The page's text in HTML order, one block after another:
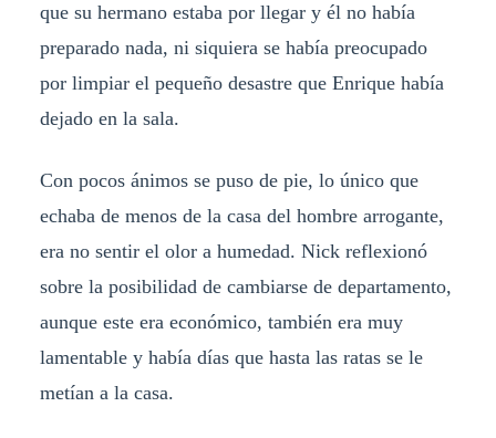
que su hermano estaba por llegar y él no había
preparado nada, ni siquiera se había preocupado
por limpiar el pequeño desastre que Enrique había
dejado en la sala.
Con pocos ánimos se puso de pie, lo único que
echaba de menos de la casa del hombre arrogante,
era no sentir el olor a humedad. Nick reflexionó
sobre la posibilidad de cambiarse de departamento,
aunque este era económico, también era muy
lamentable y había días que hasta las ratas se le
metían a la casa.